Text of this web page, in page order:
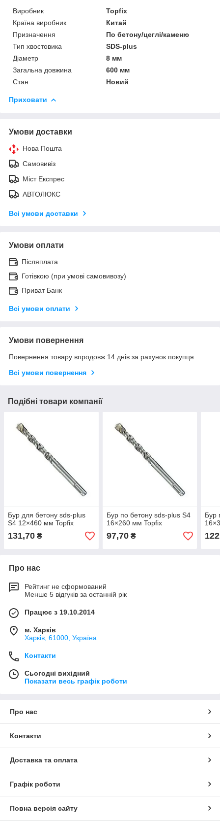
Виробник
Topfix
Країна виробник
Китай
Призначення
По бетону/цеглі/каменю
Тип хвостовика
SDS-plus
Діаметр
8 мм
Загальна довжина
600 мм
Стан
Новий
Приховати
Умови доставки
Нова Пошта
Самовивіз
Міст Експрес
АВТОЛЮКС
Всі умови доставки
Умови оплати
Післяплата
Готівкою (при умові самовивозу)
Приват Банк
Всі умови оплати
Умови повернення
Повернення товару впродовж 14 днів за рахунок покупця
Всі умови повернення
Подібні товари компанії
Бур для бетону sds-plus
S4 12×460 мм Topfix
131,70 ₴
Бур по бетону sds-plus S4
16×260 мм Topfix
97,70₴
Бур
Про нас
Рейтинг не сформований
Менше 5 відгуків за останній рік
Працює з 19.10.2014
м. Харків
Харків, 61000, Україна
Контакти
Сьогодні вихідний
Показати весь графік роботи
Про нас
Контакти
Доставка та оплата
Графік роботи
Повна версія сайту